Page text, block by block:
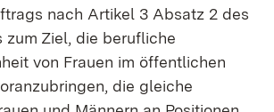
nach Artikel 3 Absatz 2 des
zum Ziel, die berufliche
von Frauen im öffentlichen
die gleiche